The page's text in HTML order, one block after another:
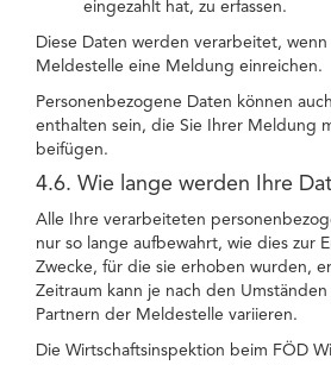
eingezahlt hat, zu erfassen.
Diese Daten werden verarbeitet,
Meldestelle eine Meldung einreichen.
Personenbezogene Daten können
enthalten sein, die Sie Ihrer Meldung
beifügen.
4.6. Wie lange werden Ihre
Alle Ihre verarbeiteten
nur so lange aufbewahrt, wie dies zur
Zwecke, für die sie erhoben wurden,
Zeitraum kann je nach den
Partnern der Meldestelle variieren.
Die Wirtschaftsinspektion beim FÖD